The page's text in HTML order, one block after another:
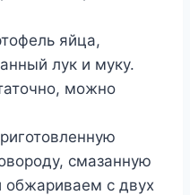
яйца,
лук и муку.
можно
смазанную
с двух